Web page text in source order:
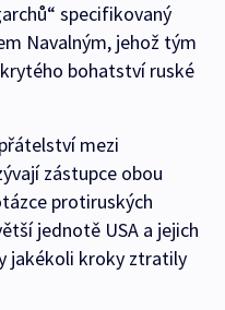
specifikovaný
Navalným, jehož tým
bohatství ruské
mezi
zástupce obou
protiruských
jednotě USA a jejich
jakékoli kroky ztratily